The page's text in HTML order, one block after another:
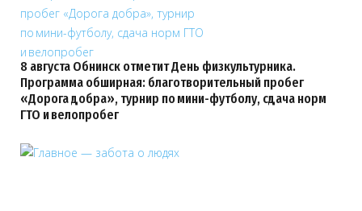
8 августа Обнинск отметит День физкультурника.
Программа обширная: благотворительный пробег
«Дорога добра», турнир по мини-футболу, сдача норм
ГТО и велопробег